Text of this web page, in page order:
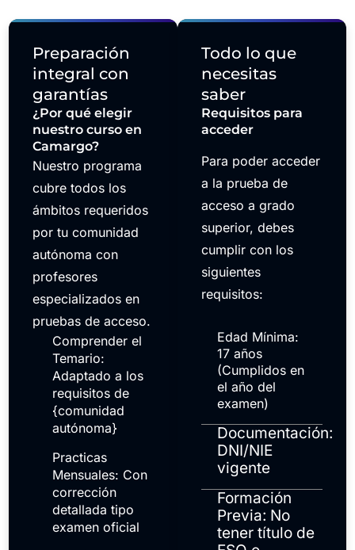
Preparación
integral con
garantías
¿Por qué elegir
nuestro curso en
Camargo?
Nuestro programa
cubre todos los
ámbitos requeridos
por tu comunidad
autónoma con
profesores
especializados en
pruebas de acceso.
Comprender el
Temario:
Adaptado a los
requisitos de
{comunidad
autónoma}
Practicas
Mensuales: Con
corrección
detallada tipo
examen oficial
Todo lo que
necesitas
saber
Requisitos para
acceder
Para poder acceder
a la prueba de
acceso a grado
superior, debes
cumplir con los
siguientes
requisitos:
Edad Mínima:
17 años
(Cumplidos en
el año del
examen)
Documentación:
DNI/NIE
vigente
Formación
Previa: No
tener título de